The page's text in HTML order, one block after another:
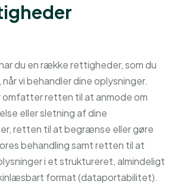
du en række rettigheder, som du
vi behandler dine oplysninger.
retten til at anmode om
eller sletning af dine
retten til at begrænse eller gøre
behandling samt retten til at
i et struktureret, almindeligt
format (dataportabilitet).